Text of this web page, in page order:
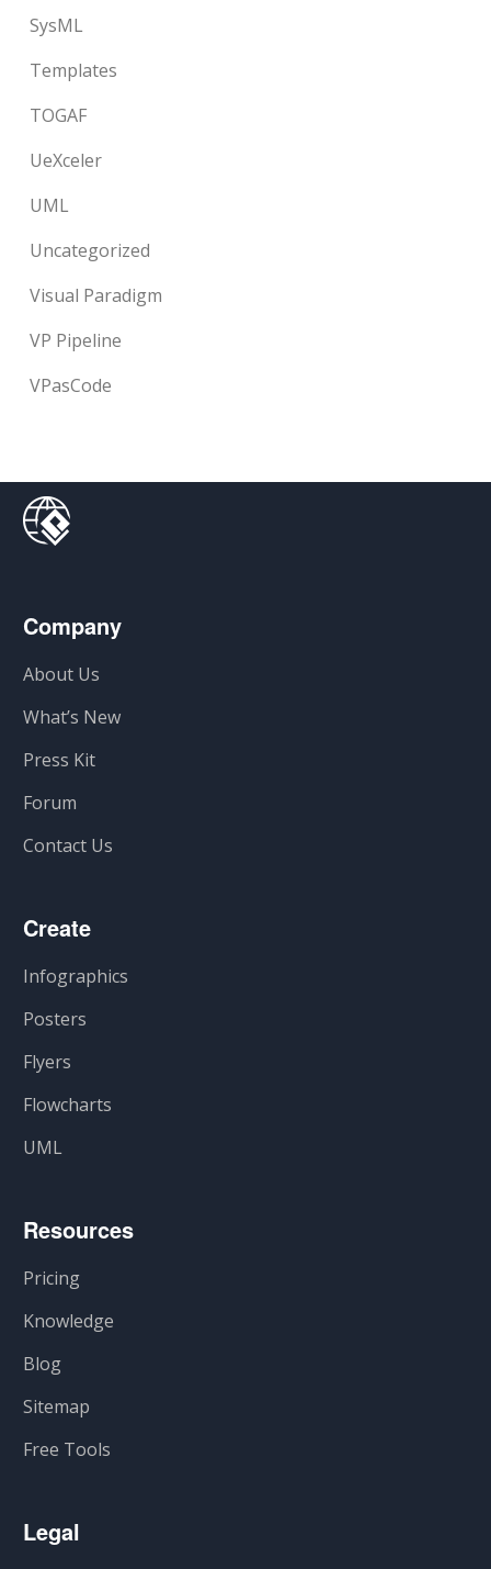
SysML
Templates
TOGAF
UeXceler
UML
Uncategorized
Visual Paradigm
VP Pipeline
VPasCode
Company
About Us
What’s New
Press Kit
Forum
Contact Us
Create
Infographics
Posters
Flyers
Flowcharts
UML
Resources
Pricing
Knowledge
Blog
Sitemap
Free Tools
Legal